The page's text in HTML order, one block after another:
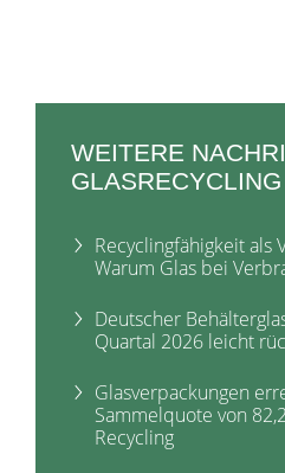
WEITERE
GLASRECYCLING
Recyclingfähigkeit als
Warum Glas bei
Deutscher
Quartal 2026 leicht
Glasverpackungen
Sammelquote von
Recycling